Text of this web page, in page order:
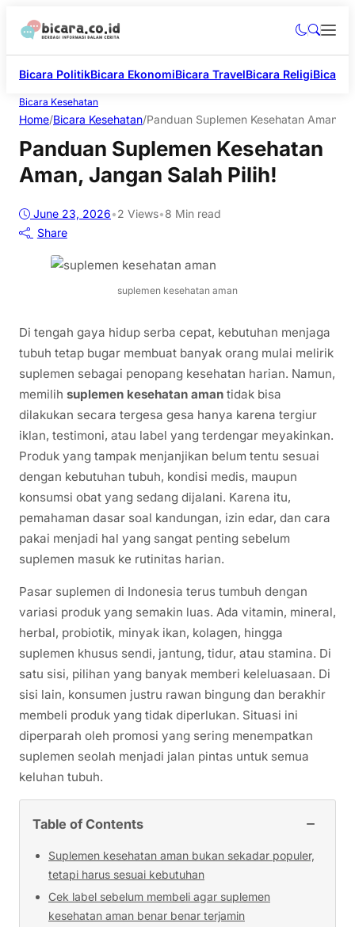
Bicara PolitikBicara EkonomiBicara TravelBicara ReligiBicara
Bicara Kesehatan
Home/Bicara Kesehatan/Panduan Suplemen Kesehatan Aman,
Panduan Suplemen Kesehatan
Aman, Jangan Salah Pilih!
June 23, 2026•2 Views•8 Min read
Share
suplemen kesehatan aman
Di tengah gaya hidup serba cepat, kebutuhan menjaga
tubuh tetap bugar membuat banyak orang mulai melirik
suplemen sebagai penopang kesehatan harian. Namun,
memilih suplemen kesehatan aman tidak bisa
dilakukan secara tergesa gesa hanya karena tergiur
iklan, testimoni, atau label yang terdengar meyakinkan.
Produk yang tampak menjanjikan belum tentu sesuai
dengan kebutuhan tubuh, kondisi medis, maupun
konsumsi obat yang sedang dijalani. Karena itu,
pemahaman dasar soal kandungan, izin edar, dan cara
pakai menjadi hal yang sangat penting sebelum
suplemen masuk ke rutinitas harian.
Pasar suplemen di Indonesia terus tumbuh dengan
variasi produk yang semakin luas. Ada vitamin, mineral,
herbal, probiotik, minyak ikan, kolagen, hingga
suplemen khusus sendi, jantung, tidur, atau stamina. Di
satu sisi, pilihan yang banyak memberi keleluasaan. Di
sisi lain, konsumen justru rawan bingung dan berakhir
membeli produk yang tidak diperlukan. Situasi ini
diperparah oleh promosi yang sering menempatkan
suplemen seolah menjadi jalan pintas untuk semua
keluhan tubuh.
Table of Contents −
Suplemen kesehatan aman bukan sekadar populer,
tetapi harus sesuai kebutuhan
Cek label sebelum membeli agar suplemen
kesehatan aman benar benar terjamin